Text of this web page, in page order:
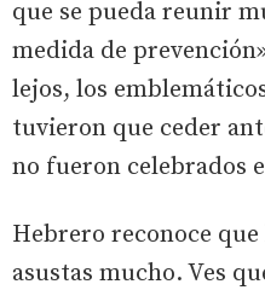
que se pueda reunir
medida de
lejos, los
tuvieron que ceder
no fueron celebrados
Hebrero reconoce
asustas mucho. Ves